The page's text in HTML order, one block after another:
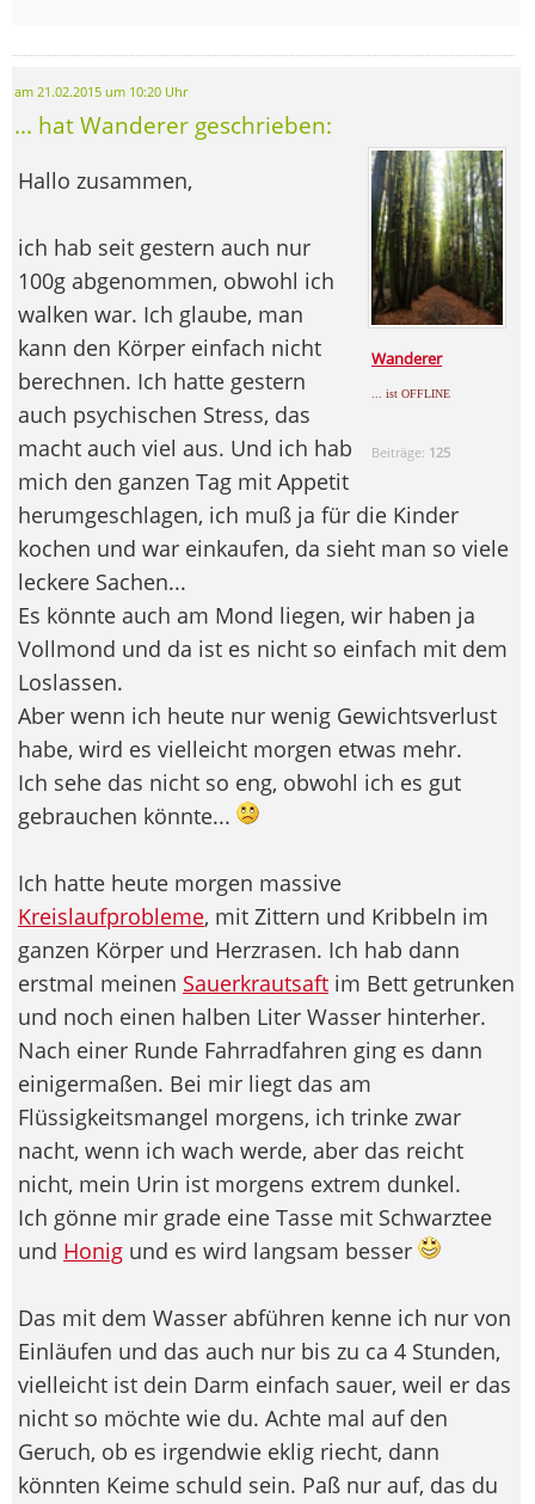
am 21.02.2015 um 10:20 Uhr
... hat Wanderer geschrieben:
Wanderer
... ist OFFLINE
Beiträge: 125
Hallo zusammen,
ich hab seit gestern auch nur
100g abgenommen, obwohl ich
walken war. Ich glaube, man
kann den Körper einfach nicht
berechnen. Ich hatte gestern
auch psychischen Stress, das
macht auch viel aus. Und ich hab
mich den ganzen Tag mit Appetit
herumgeschlagen, ich muß ja für die Kinder
kochen und war einkaufen, da sieht man so viele
leckere Sachen...
Es könnte auch am Mond liegen, wir haben ja
Vollmond und da ist es nicht so einfach mit dem
Loslassen.
Aber wenn ich heute nur wenig Gewichtsverlust
habe, wird es vielleicht morgen etwas mehr.
Ich sehe das nicht so eng, obwohl ich es gut
gebrauchen könnte...
Ich hatte heute morgen massive
Kreislaufprobleme, mit Zittern und Kribbeln im
ganzen Körper und Herzrasen. Ich hab dann
erstmal meinen Sauerkrautsaft im Bett getrunken
und noch einen halben Liter Wasser hinterher.
Nach einer Runde Fahrradfahren ging es dann
einigermaßen. Bei mir liegt das am
Flüssigkeitsmangel morgens, ich trinke zwar
nacht, wenn ich wach werde, aber das reicht
nicht, mein Urin ist morgens extrem dunkel.
Ich gönne mir grade eine Tasse mit Schwarztee
und Honig und es wird langsam besser
Das mit dem Wasser abführen kenne ich nur von
Einläufen und das auch nur bis zu ca 4 Stunden,
vielleicht ist dein Darm einfach sauer, weil er das
nicht so möchte wie du. Achte mal auf den
Geruch, ob es irgendwie eklig riecht, dann
könnten Keime schuld sein. Paß nur auf, das du